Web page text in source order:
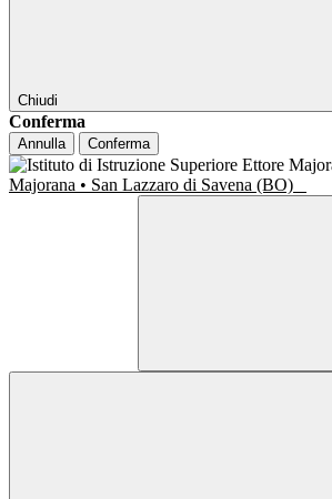
Chiudi
Conferma
Annulla Conferma
Majorana • San Lazzaro di Savena (BO)